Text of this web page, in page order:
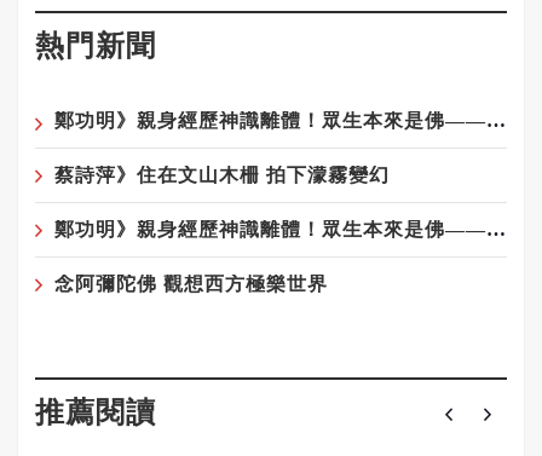
熱門新聞
鄭功明》親身經歷神識離體！眾生本來是佛——宇宙真相在念佛中顯現4——回家：一場淚水與花開的覺醒之旅
蔡詩萍》住在文山木柵 拍下濛霧變幻
鄭功明》親身經歷神識離體！眾生本來是佛——宇宙真相在念佛中顯現6——夢境層層疊：心性本源，圓證常寂光
念阿彌陀佛 觀想西方極樂世界
推薦閱讀